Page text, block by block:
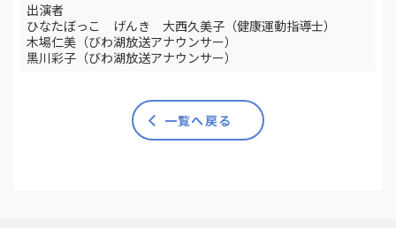
出演者
ひなたぼっこ げんき 大西久美子（健康運動指導士）
木場仁美（びわ湖放送アナウンサー）
黒川彩子（びわ湖放送アナウンサー）
一覧へ戻る